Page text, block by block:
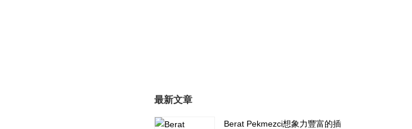
最新文章
Berat Pekmezci想象力豐富的插